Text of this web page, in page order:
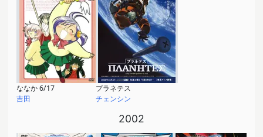
ななか 6/17
吉田
プラネテス
チェンシン
2002